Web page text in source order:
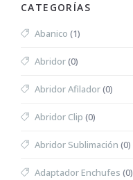
CATEGORÍAS
Abanico (1)
Abridor(0)
Abridor Afilador(0)
Abridor Clip (0)
Abridor Sublimación (0)
Adaptador Enchufes (0)